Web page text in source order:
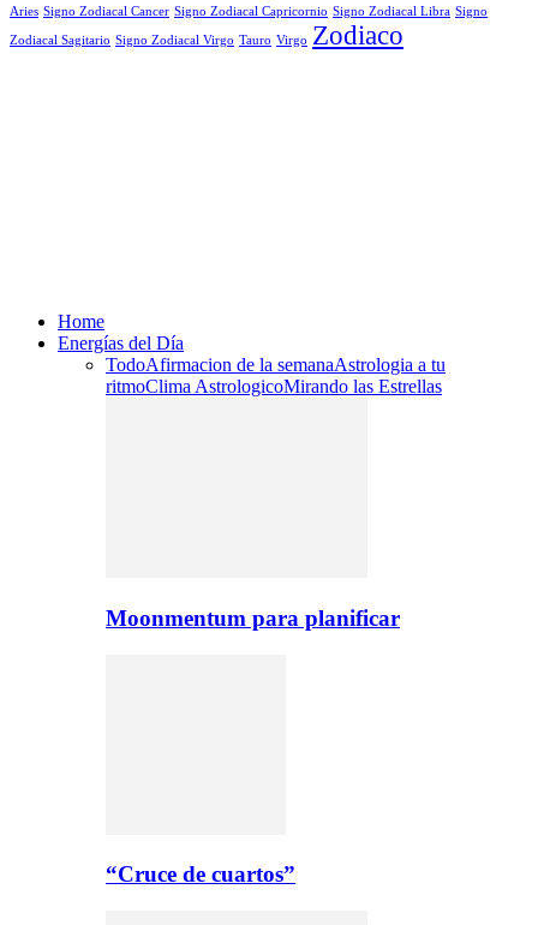
Aries Signo Zodiacal Cancer Signo Zodiacal Capricornio Signo Zodiacal Libra Signo
Zodiacal Sagitario Signo Zodiacal Virgo Tauro Virgo Zodiaco
Home
Energías del Día
TodoAfirmacion de la semanaAstrologia a tu
ritmoClima AstrologicoMirando las Estrellas
Moonmentum para planificar
“Cruce de cuartos”